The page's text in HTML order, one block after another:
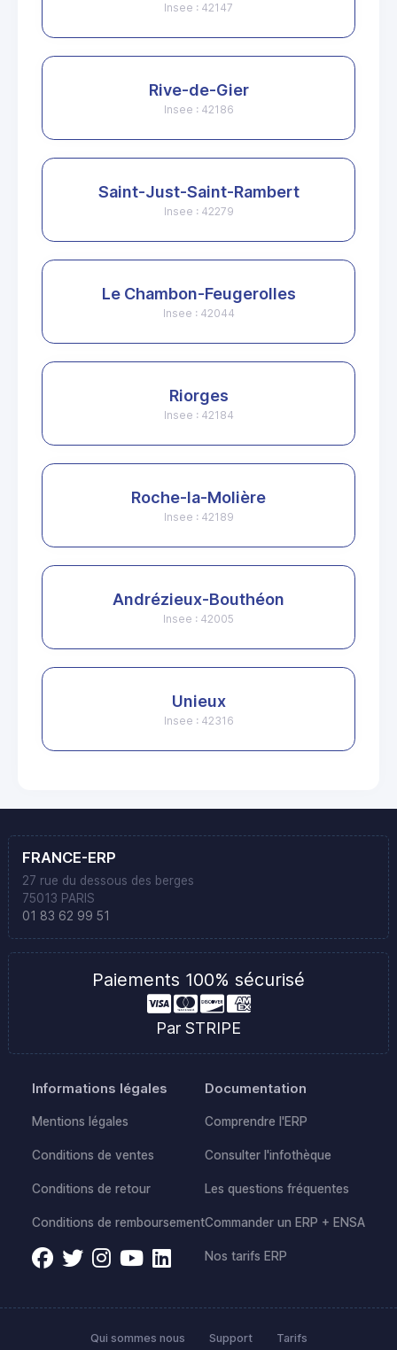
Insee : 42147
Rive-de-Gier
Insee : 42186
Saint-Just-Saint-Rambert
Insee : 42279
Le Chambon-Feugerolles
Insee : 42044
Riorges
Insee : 42184
Roche-la-Molière
Insee : 42189
Andrézieux-Bouthéon
Insee : 42005
Unieux
Insee : 42316
FRANCE-ERP
27 rue du dessous des berges
75013 PARIS
01 83 62 99 51
Paiements 100% sécurisé
Par STRIPE
Informations légales
Mentions légales
Conditions de ventes
Conditions de retour
Conditions de remboursement
Documentation
Comprendre l'ERP
Consulter l'infothèque
Les questions fréquentes
Commander un ERP + ENSA
Nos tarifs ERP
Qui sommes nous Support Tarifs